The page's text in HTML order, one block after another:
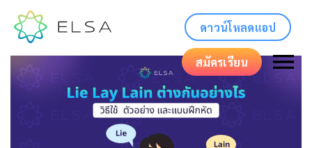
ดาวน์โหลดแอป
สมัครเรียน